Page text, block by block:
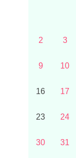
2 3
9 10
16 17
23 24
30 31